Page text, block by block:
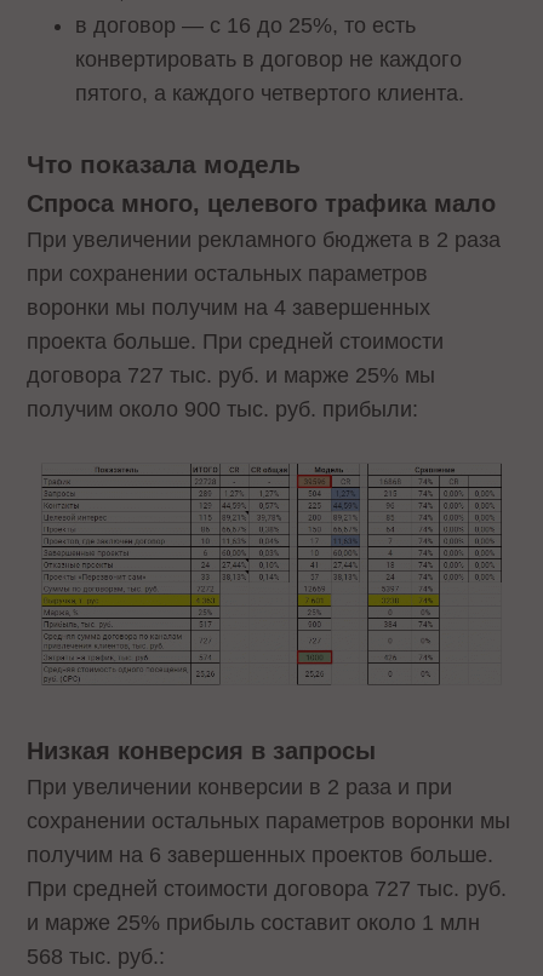
в договор — с 16 до 25%, то есть
конвертировать в договор не каждого
пятого, а каждого четвертого клиента.
Что показала модель
Спроса много, целевого трафика мало
При увеличении рекламного бюджета в 2 раза
при сохранении остальных параметров
воронки мы получим на 4 завершенных
проекта больше. При средней стоимости
договора 727 тыс. руб. и марже 25% мы
получим около 900 тыс. руб. прибыли:
Низкая конверсия в запросы
При увеличении конверсии в 2 раза и при
сохранении остальных параметров воронки мы
получим на 6 завершенных проектов больше.
При средней стоимости договора 727 тыс. руб.
и марже 25% прибыль составит около 1 млн
568 тыс. руб.: